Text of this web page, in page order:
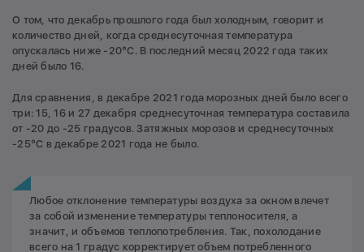
О том, что декабрь прошлого года был холодным, говорит и
количество дней, когда среднесуточная температура
опускалась ниже -20°С. В последний месяц 2022 года таких
дней было 16.
Для сравнения, в декабре 2021 года морозных дней было всего
три: 15, 16 и 27 декабря среднесуточная температура составила
от -20 до -25 градусов. Затяжных морозов и среднесуточных
-25°С в декабре 2021 года не было.
Любое отклонение температуры воздуха за окном влечет
за собой изменение температуры теплоносителя, а
значит, и объемов теплопотребления. Так, похолодание
всего на 1 градус корректирует объем потребленного